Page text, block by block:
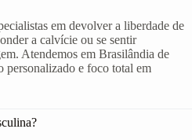
em devolver a liberdade de
a calvície ou se sentir
Atendemos em Brasilândia de
personalizado e foco total em